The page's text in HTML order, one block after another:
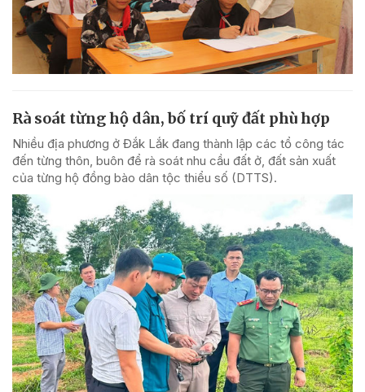
Rà soát từng hộ dân, bố trí quỹ đất phù hợp
Nhiều địa phương ở Đắk Lắk đang thành lập các tổ công tác
đến từng thôn, buôn để rà soát nhu cầu đất ở, đất sản xuất
của từng hộ đồng bào dân tộc thiểu số (DTTS).